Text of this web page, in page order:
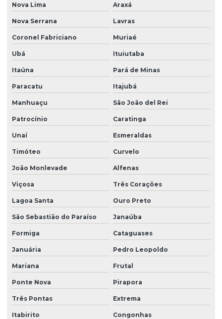
Nova Lima Araxá
Nova Serrana Lavras
Coronel Fabriciano Muriaé
Ubá Ituiutaba
Itaúna Pará de Minas
Paracatu Itajubá
Manhuaçu São João del Rei
Patrocínio Caratinga
Unaí Esmeraldas
Timóteo Curvelo
João Monlevade Alfenas
Viçosa Três Corações
Lagoa Santa Ouro Preto
São Sebastião do Paraíso Janaúba
Formiga Cataguases
Januária Pedro Leopoldo
Mariana Frutal
Ponte Nova Pirapora
Três Pontas Extrema
Itabirito Congonhas